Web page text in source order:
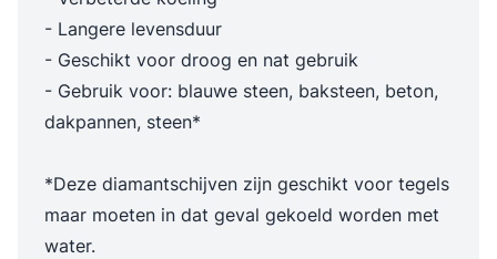
- Langere levensduur
- Geschikt voor droog en nat gebruik
- Gebruik voor: blauwe steen, baksteen, beton,
dakpannen, steen*
*Deze diamantschijven zijn geschikt voor tegels
maar moeten in dat geval gekoeld worden met
water.